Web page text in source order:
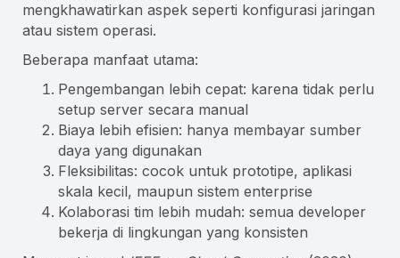
mengkhawatirkan aspek seperti konfigurasi jaringan
atau sistem operasi.
Beberapa manfaat utama:
Pengembangan lebih cepat: karena tidak perlu
setup server secara manual
Biaya lebih efisien: hanya membayar sumber
daya yang digunakan
Fleksibilitas: cocok untuk prototipe, aplikasi
skala kecil, maupun sistem enterprise
Kolaborasi tim lebih mudah: semua developer
bekerja di lingkungan yang konsisten